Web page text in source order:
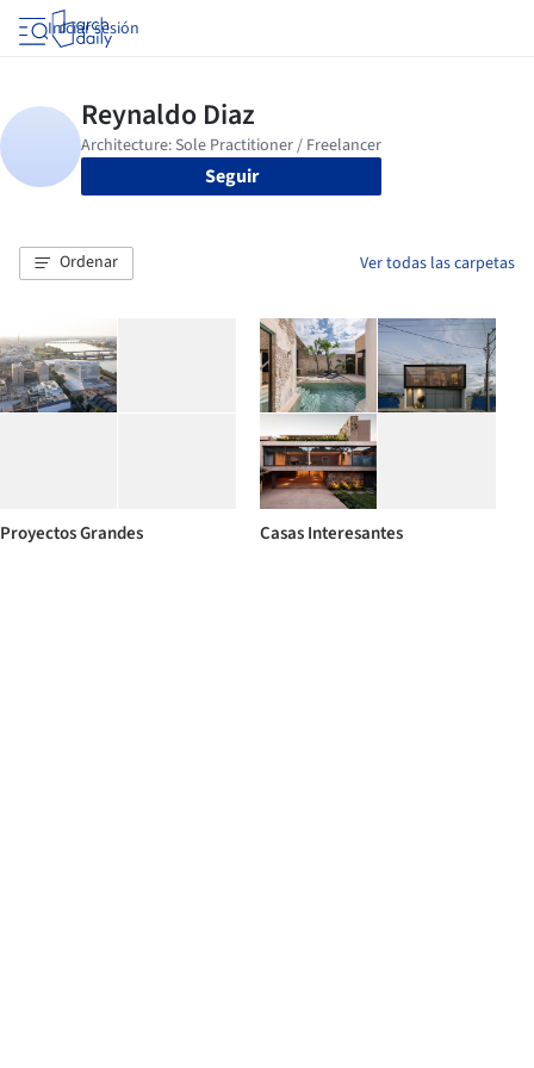
Iniciar sesión
Seguir
Ordenar Ver todas las carpetas
Proyectos Grandes Casas Interesantes